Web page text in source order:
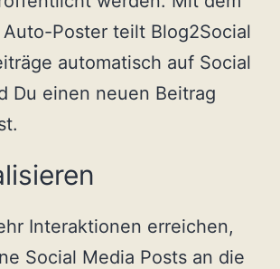
Poster teilt Blog2Social
automatisch auf Social
Du einen neuen Beitrag
Interaktionen erreichen,
Social Media Posts an die